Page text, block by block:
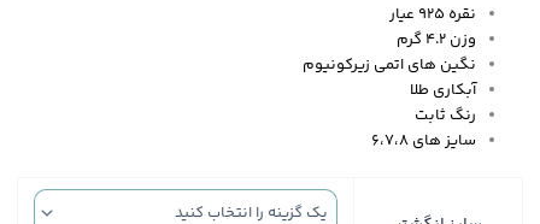
نقره ۹۲۵ عیار
وزن ۴.۲ گرم
نگین های اتمی زیرکونیوم
آبکاری طلا
رنگ ثابت
سایز های ۶،۷،۸